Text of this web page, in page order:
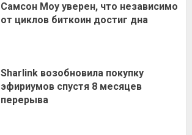
Самсон Моу уверен, что независимо
от циклов биткоин достиг дна
Sharlink возобновила покупку
эфириумов спустя 8 месяцев
перерыва